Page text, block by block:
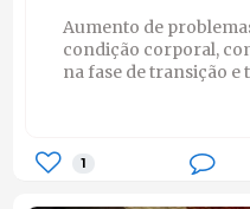
Aumento de
condição corporal,
na fase de transição
1